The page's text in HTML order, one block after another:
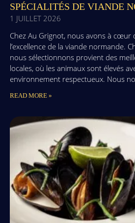
SPÉCIALITÉS DE VIANDE
1 JUILLET 2026
Chez Au Grignot, nous avons à cœur
l’excellence de la viande normande.
nous sélectionnons provient des
locales, où les animaux sont élevés
environnement respectueux. Nous
READ MORE »